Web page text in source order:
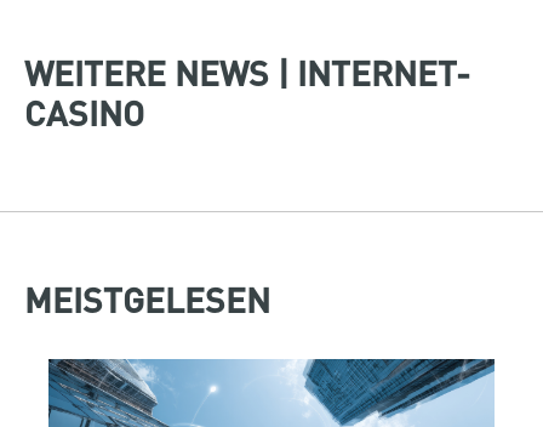
WEITERE NEWS | INTERNET-
CASINO
MEISTGELESEN